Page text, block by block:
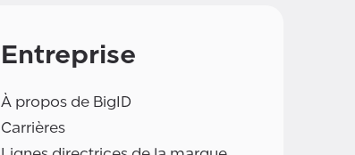
Entreprise
À propos de BigID
Carrières